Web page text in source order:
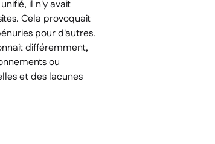
il n'y avait
Cela provoquait
pour d'autres.
différemment,
ou
et des lacunes